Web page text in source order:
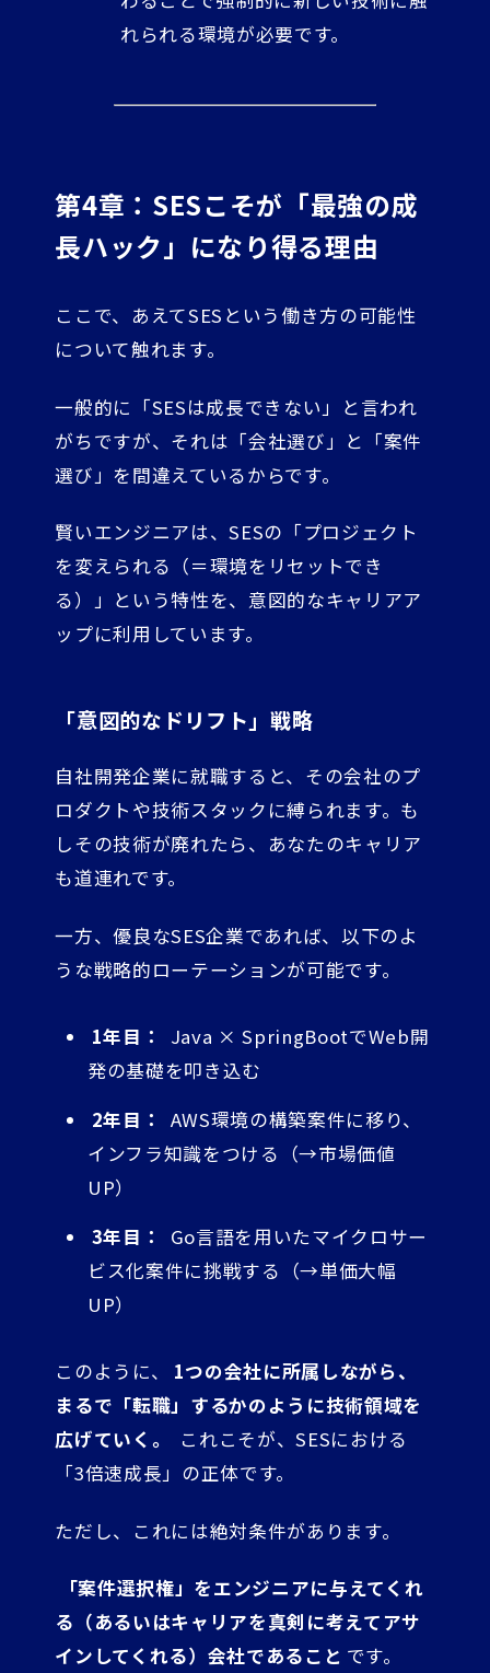
れられる環境が必要です。
第4章：SESこそが「最強の成
長ハック」になり得る理由
ここで、あえてSESという働き方の可能性
について触れます。
一般的に「SESは成長できない」と言われ
がちですが、それは「会社選び」と「案件
選び」を間違えているからです。
賢いエンジニアは、SESの「プロジェクト
を変えられる（＝環境をリセットでき
る）」という特性を、意図的なキャリアア
ップに利用しています。
「意図的なドリフト」戦略
自社開発企業に就職すると、その会社のプ
ロダクトや技術スタックに縛られます。も
しその技術が廃れたら、あなたのキャリア
も道連れです。
一方、優良なSES企業であれば、以下のよ
うな戦略的ローテーションが可能です。
1年目：
Java × SpringBootでWeb開
発の基礎を叩き込む
2年目：
AWS環境の構築案件に移り、
インフラ知識をつける（→市場価値
UP）
3年目：
Go言語を用いたマイクロサー
ビス化案件に挑戦する（→単価大幅
UP）
このように、
1つの会社に所属しながら、
まるで「転職」するかのように技術領域を
広げていく。
これこそが、SESにおける
「3倍速成長」の正体です。
ただし、これには絶対条件があります。
「案件選択権」をエンジニアに与えてくれ
る（あるいはキャリアを真剣に考えてアサ
インしてくれる）会社であること です。